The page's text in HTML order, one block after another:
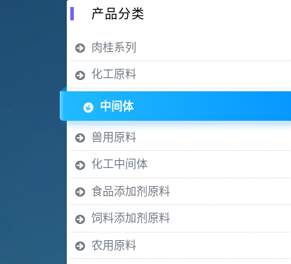
产品分类
肉桂系列
化工原料
中间体
兽用原料
化工中间体
食品添加剂原料
饲料添加剂原料
农用原料